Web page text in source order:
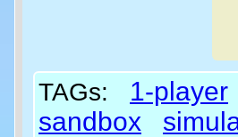
TAGs: 1-player
sandbox